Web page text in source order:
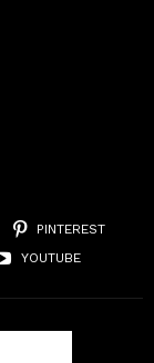
PINTEREST
YOUTUBE